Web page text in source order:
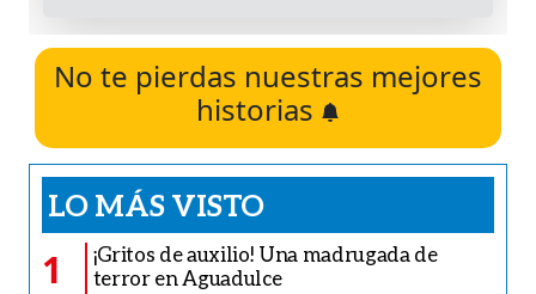
No te pierdas nuestras mejores
historias
LO MÁS VISTO
1
¡Gritos de auxilio! Una madrugada de
terror en Aguadulce